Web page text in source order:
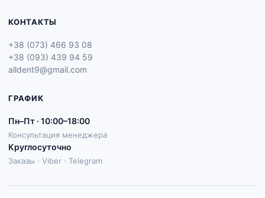
КОНТАКТЫ
+38 (073) 466 93 08
+38 (093) 439 94 59
alldent9@gmail.com
ГРАФИК
Пн–Пт · 10:00–18:00
Консультация менеджера
Круглосуточно
Заказы · Viber · Telegram